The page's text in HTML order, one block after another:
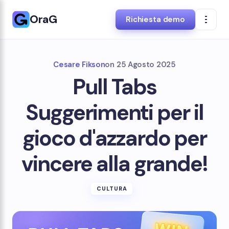
OraG Richiesta demo
Cesare Fiksonon 25 Agosto 2025
Pull Tabs
Suggerimenti per il
gioco d'azzardo per
vincere alla grande!
CULTURA